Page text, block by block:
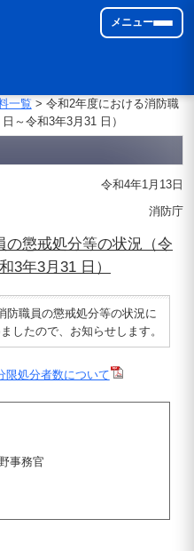
メニュー
一覧> 令和2年度における消防職
～令和3年3月31 日）
令和4年1月13日
消防庁
の懲戒処分等の状況（令
3年3月31 日）
防職員の懲戒処分等の状況に
したので、お知らせします。
限処分者数について
事務官